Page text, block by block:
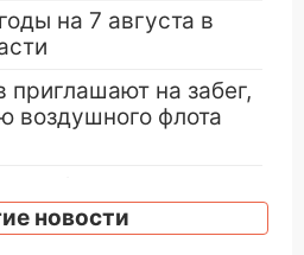
на 7 августа в
приглашают на забег,
воздушного флота
компании
прошлого своего
новости